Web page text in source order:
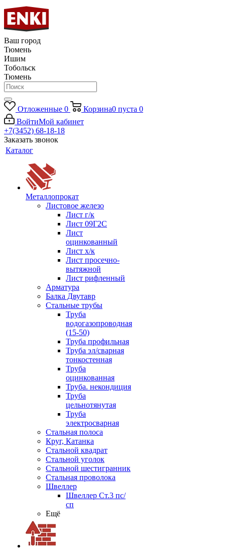
Ваш город
Тюмень
Ишим
Тобольск
Тюмень
Отложенные 0 Корзина0 пуста 0
ВойтиМой кабинет
+7(3452) 68-18-18
Заказать звонок
Каталог
Металлопрокат
Листовое железо
Лист г/к
Лист 09Г2С
Лист
оцинкованный
Лист х/к
Лист просечно-
вытяжной
Лист рифленный
Арматура
Балка Двутавр
Стальные трубы
Труба
водогазопроводная
(15-50)
Труба профильная
Труба эл/сварная
тонкостенная
Труба
оцинкованная
Труба. некондиция
Труба
цельнотянутая
Труба
электросварная
Стальная полоса
Круг, Катанка
Стальной квадрат
Стальной уголок
Стальной шестигранник
Стальная проволока
Швеллер
Швеллер Ст.3 пс/
сп
Ещё